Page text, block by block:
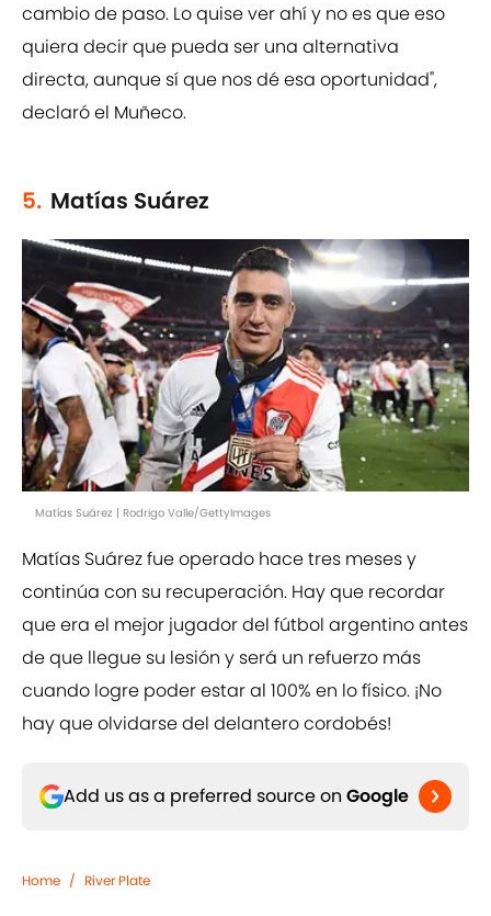
cambio de paso. Lo quise ver ahí y no es que eso
quiera decir que pueda ser una alternativa
directa, aunque sí que nos dé esa oportunidad",
declaró el Muñeco.
5. Matías Suárez
Matías Suárez | Rodrigo Valle/GettyImages
Matías Suárez fue operado hace tres meses y
continúa con su recuperación. Hay que recordar
que era el mejor jugador del fútbol argentino antes
de que llegue su lesión y será un refuerzo más
cuando logre poder estar al 100% en lo físico. ¡No
hay que olvidarse del delantero cordobés!
Add us as a preferred source on Google
Home / River Plate